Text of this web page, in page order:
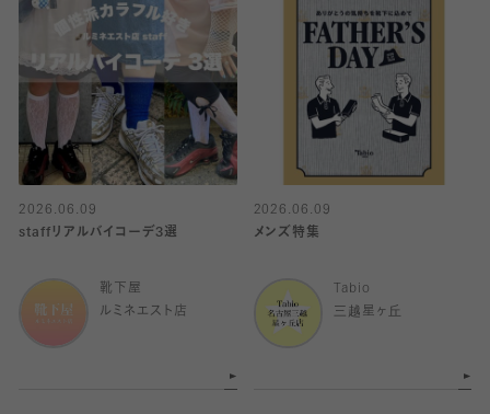
2026.06.09
staffリアルバイコーデ3選
靴下屋
ルミネエスト店
2026.06.09
メンズ特集
Tabio
三越星ヶ丘